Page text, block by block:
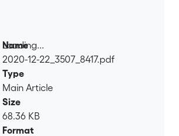
Loading...
Loading...
Name
2020-12-22_3507_8417.pdf
Type
Main Article
Size
68.36 KB
Format